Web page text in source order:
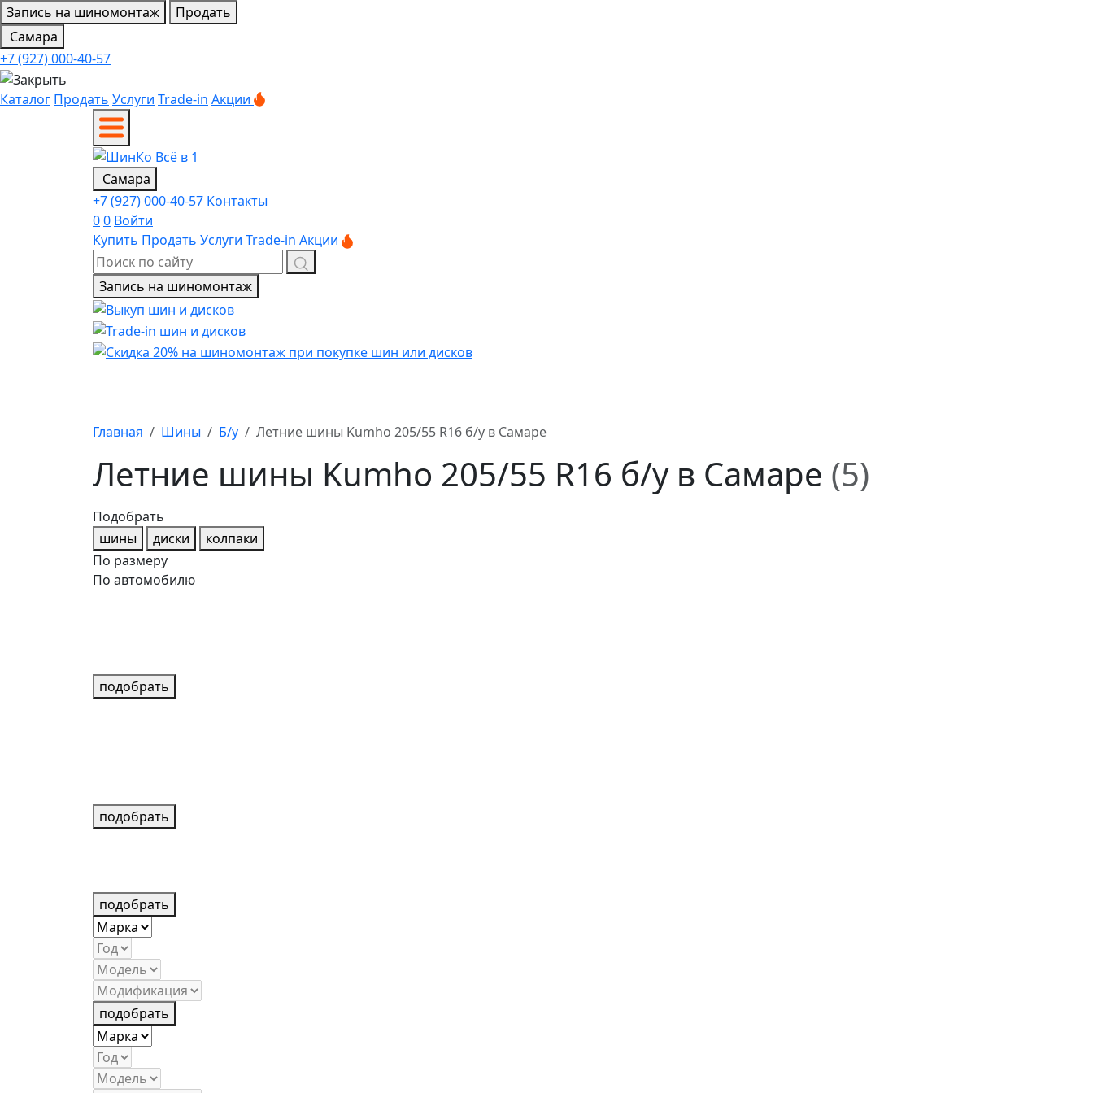
Запись на шиномонтаж
Продать
Самара
+7 (927) 000-40-57
Каталог Продать Услуги Trade-in Акции
Самара
+7 (927) 000-40-57 Контакты
00 Войти
Купить Продать Услуги Trade-in Акции
Запись на шиномонтаж
Главная Шины Б/у Летние шины Kumho 205/55 R16 б/у в Самаре
Летние шины Kumho 205/55 R16 б/у в Самаре (5)
Подобрать
шины
диски
колпаки
По размеру
По автомобилю
подобрать
подобрать
подобрать
подобрать